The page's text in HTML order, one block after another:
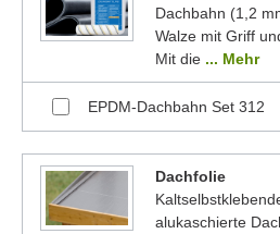
Dachbahn (1,2
Walze mit Griff
Mit die ... Mehr
EPDM-Dachbahn Set 312
Dachfolie
alukaschierte